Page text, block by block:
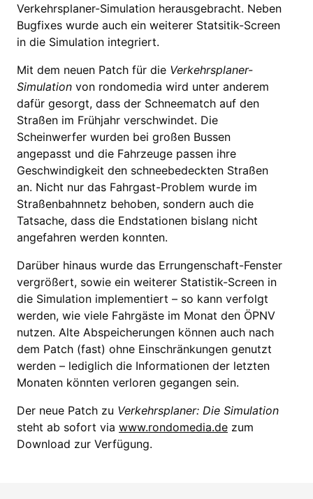
Verkehrsplaner-Simulation herausgebracht. Neben
Bugfixes wurde auch ein weiterer Statsitik-Screen
in die Simulation integriert.
Mit dem neuen Patch für die Verkehrsplaner-
Simulation von rondomedia wird unter anderem
dafür gesorgt, dass der Schneematch auf den
Straßen im Frühjahr verschwindet. Die
Scheinwerfer wurden bei großen Bussen
angepasst und die Fahrzeuge passen ihre
Geschwindigkeit den schneebedeckten Straßen
an. Nicht nur das Fahrgast-Problem wurde im
Straßenbahnnetz behoben, sondern auch die
Tatsache, dass die Endstationen bislang nicht
angefahren werden konnten.
Darüber hinaus wurde das Errungenschaft-Fenster
vergrößert, sowie ein weiterer Statistik-Screen in
die Simulation implementiert – so kann verfolgt
werden, wie viele Fahrgäste im Monat den ÖPNV
nutzen. Alte Abspeicherungen können auch nach
dem Patch (fast) ohne Einschränkungen genutzt
werden – lediglich die Informationen der letzten
Monaten könnten verloren gegangen sein.
Der neue Patch zu Verkehrsplaner: Die Simulation
steht ab sofort via www.rondomedia.de zum
Download zur Verfügung.